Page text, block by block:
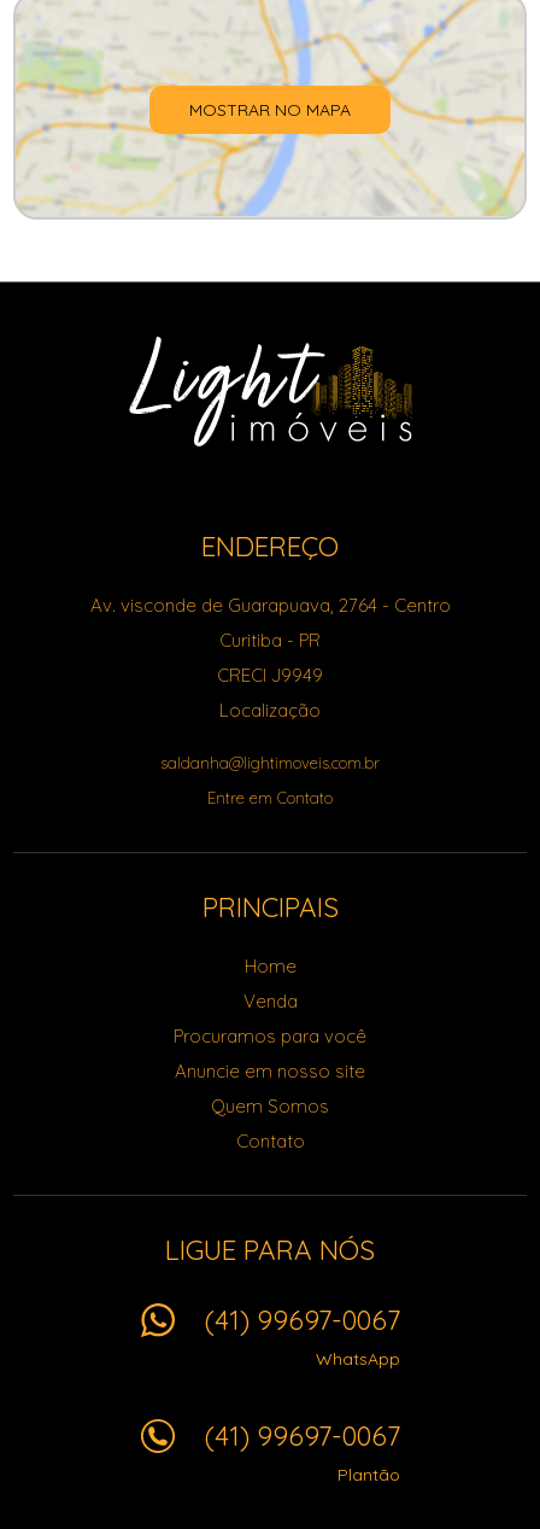
MOSTRAR NO MAPA
ENDEREÇO
Av. visconde de Guarapuava, 2764- Centro
Curitiba - PR
CRECI J9949
Localização
saldanha@lightimoveis.com.br
Entre em Contato
PRINCIPAIS
Home
Venda
Procuramos para você
Anuncie em nosso site
Quem Somos
Contato
LIGUE PARA NÓS
(41) 99697-0067
WhatsApp
(41) 99697-0067
Plantão